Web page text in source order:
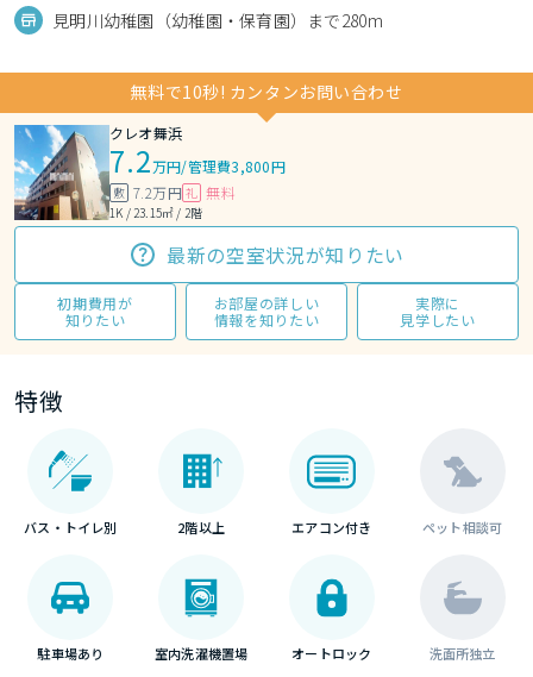
見明川幼稚園（幼稚園・保育園）まで280m
無料で10秒! カンタンお問い合わせ
クレオ舞浜
7.2万円/管理費3,800円
敷 7.2万円 礼 無料
1K / 23.15㎡ / 2階
最新の空室状況が知りたい
初期費用が
知りたい
お部屋の詳しい
情報を知りたい
実際に
見学したい
特徴
バス・トイレ別 2階以上 エアコン付き ペット相談可
駐車場あり 室内洗濯機置場 オートロック 洗面所独立